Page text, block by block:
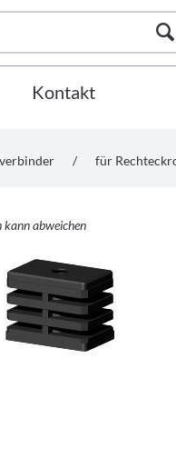
Kontakt
/ für
kann abweichen